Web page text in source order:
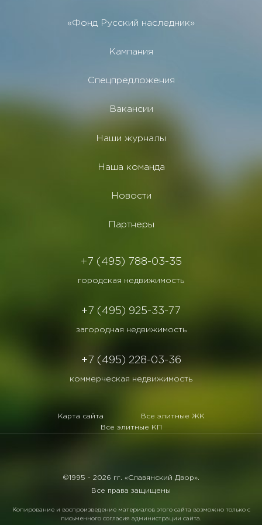
«Фонд Русский наследник»
Кампания
Спецпредложения
Вакансии
Наши журналы
Наша команда
Новости
Партнеры
+7 (495) 788-03-35
городская недвижимость
+7 (495) 925-33-77
загородная недвижимость
+7 (495) 228-03-36
коммерческая недвижимость
Карта сайта
Все элитные ЖК
Все элитные КП
©1995 - 2026 гг. «Славянский Двор».
Все права защищены
Копирование и воспроизведение материалов этого сайта возможно только с
письменного согласия администрации сайта.